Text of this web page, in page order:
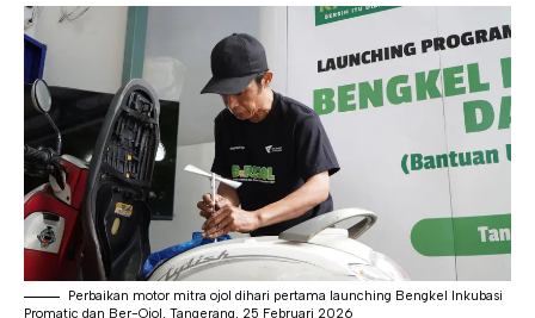
Perbaikan motor mitra ojol dihari pertama launching Bengkel Inkubasi
Promatic dan Ber-Ojol, Tangerang, 25 Februari 2026